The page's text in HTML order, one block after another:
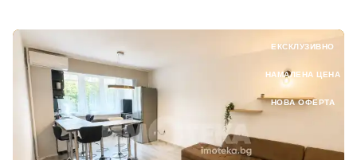
ЕКСКЛУЗИВНО
НАМАЛЕНА ЦЕНА
НОВА ОФЕРТА